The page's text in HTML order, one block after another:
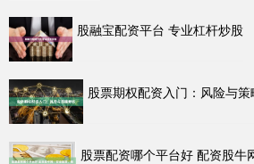
股融宝配资平台 专业杠杆炒股
股票期权配资入门：风险与
股票配资哪个平台好 配资股牛